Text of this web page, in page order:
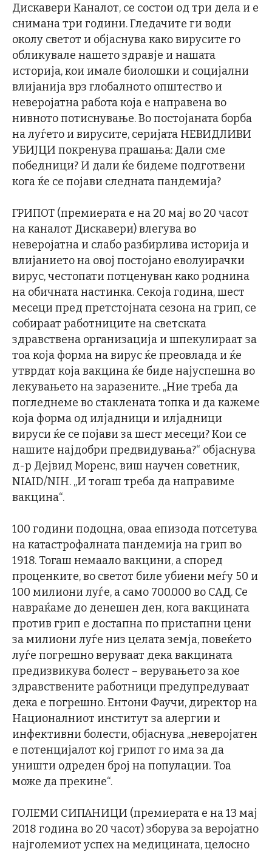
Дискавери Каналот, се состои од три дела и е
снимана три години. Гледачите ги води
околу светот и објаснува како вирусите го
обликувале нашето здравје и нашата
историја, кои имале биолошки и социјални
влијанија врз глобалното општество и
неверојатна работа која е направена во
нивното потиснување. Во постојаната борба
на луѓето и вирусите, серијата НЕВИДЛИВИ
УБИЈЦИ покренува прашања: Дали сме
победници? И дали ќе бидеме подготвени
кога ќе се појави следната пандемија?
ГРИПОТ (премиерата е на 20 мај во 20 часот
на каналот Дискавери) влегува во
неверојатна и слабо разбирлива историја и
влијанието на овој постојано еволуирачки
вирус, честопати потценуван како роднина
на обичната настинка. Секоја година, шест
месеци пред претстојната сезона на грип, се
собираат работниците на светската
здравствена организација и шпекулираат за
тоа која форма на вирус ќе преовлада и ќе
утврдат која вакцина ќе биде најуспешна во
лекувањето на заразените. „Ние треба да
погледнеме во стаклената топка и да кажеме
која форма од илјадници и илјадници
вируси ќе се појави за шест месеци? Кои се
нашите најдобри предвидувања?“ објаснува
д-р Дејвид Моренс, виш научен советник,
NIAID/NIH. „И тогаш треба да направиме
вакцина“.
100 години подоцна, оваа епизода потсетува
на катастрофалната пандемија на грип во
1918. Тогаш немаало вакцини, а според
проценките, во светот биле убиени меѓу 50 и
100 милиони луѓе, а само 700.000 во САД. Се
навраќаме до денешен ден, кога вакцината
против грип е достапна по пристапни цени
за милиони луѓе низ целата земја, повеќето
луѓе погрешно веруваат дека вакцината
предизвикува болест – верувањето за кое
здравствените работници предупредуваат
дека е погрешно. Ентони Фаучи, директор на
Националниот институт за алергии и
инфективни болести, објаснува „неверојатен
е потенцијалот кој грипот го има за да
уништи одреден број на популации. Тоа
може да прекине“.
ГОЛЕМИ СИПАНИЦИ (премиерата е на 13 мај
2018 година во 20 часот) зборува за веројатно
најголемиот успех на медицината, целосно